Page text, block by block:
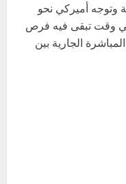
وتوجه أميركي نحو
وقت تبقى فيه فرص
الجارية بين